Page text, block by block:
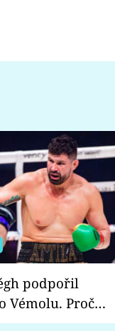
Vémolu. Proč
s ním než